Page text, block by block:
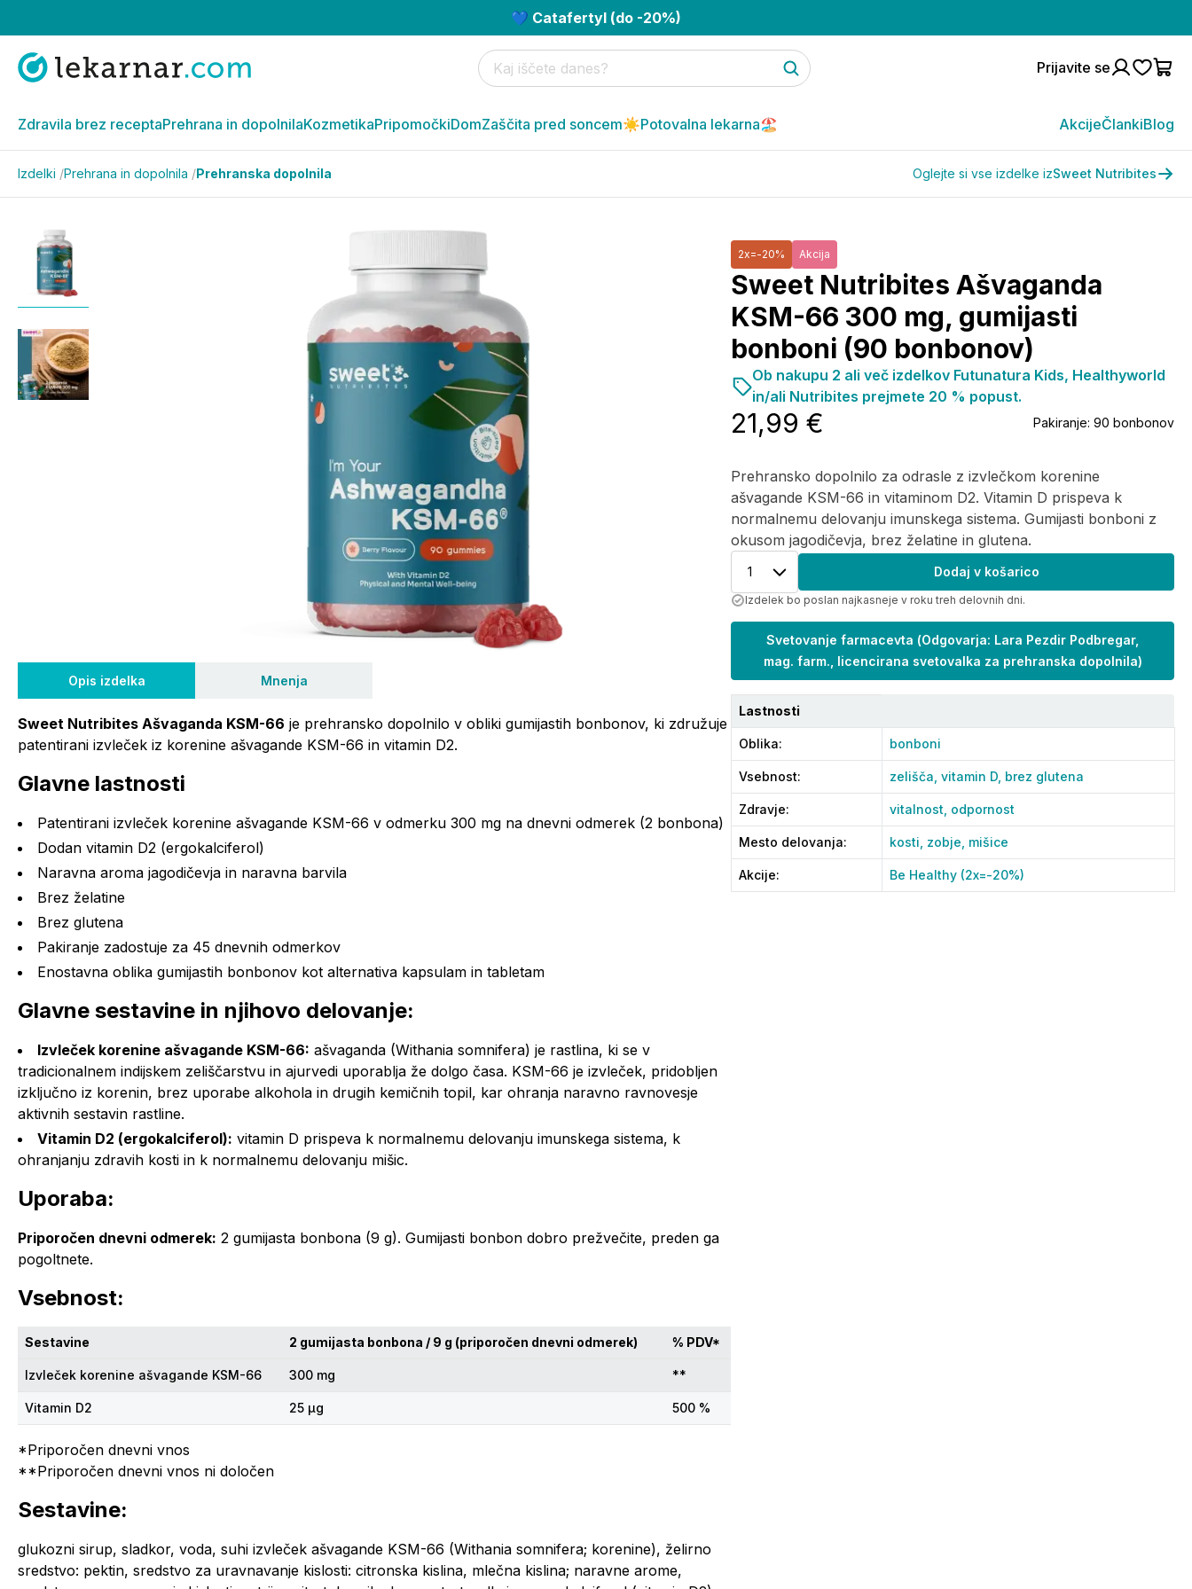
💙 Catafertyl (do -20%)
Prijavite se
Zdravila brez receptaPrehrana in dopolnilaKozmetikaPripomočkiDomZaščita pred soncem☀️Potovalna lekarna🏖️ AkcijeČlankiBlog
Izdelki /Prehrana in dopolnila /Prehranska dopolnila Oglejte si vse izdelke izSweet Nutribites
Opis izdelka Mnenja
Sweet Nutribites Ašvaganda KSM-66 je prehransko dopolnilo v obliki gumijastih bonbonov, ki združuje
patentirani izvleček iz korenine ašvagande KSM-66 in vitamin D2.
Glavne lastnosti
Patentirani izvleček korenine ašvagande KSM-66 v odmerku 300 mg na dnevni odmerek (2 bonbona)
Dodan vitamin D2 (ergokalciferol)
Naravna aroma jagodičevja in naravna barvila
Brez želatine
Brez glutena
Pakiranje zadostuje za 45 dnevnih odmerkov
Enostavna oblika gumijastih bonbonov kot alternativa kapsulam in tabletam
Glavne sestavine in njihovo delovanje:
Izvleček korenine ašvagande KSM-66: ašvaganda (Withania somnifera) je rastlina, ki se v
tradicionalnem indijskem zeliščarstvu in ajurvedi uporablja že dolgo časa. KSM-66 je izvleček, pridobljen
izključno iz korenin, brez uporabe alkohola in drugih kemičnih topil, kar ohranja naravno ravnovesje
aktivnih sestavin rastline.
Vitamin D2 (ergokalciferol): vitamin D prispeva k normalnemu delovanju imunskega sistema, k
ohranjanju zdravih kosti in k normalnemu delovanju mišic.
Uporaba:
Priporočen dnevni odmerek: 2 gumijasta bonbona (9 g). Gumijasti bonbon dobro prežvečite, preden ga
pogoltnete.
Vsebnost:
Sestavine 2 gumijasta bonbona / 9 g (priporočen dnevni odmerek) % PDV*
Izvleček korenine ašvagande KSM-66 300 mg **
Vitamin D2 25 μg 500 %
*Priporočen dnevni vnos
**Priporočen dnevni vnos ni določen
Sestavine:
glukozni sirup, sladkor, voda, suhi izvleček ašvagande KSM-66 (Withania somnifera; korenine), želirno
sredstvo: pektin, sredstvo za uravnavanje kislosti: citronska kislina, mlečna kislina; naravne arome,
2x=-20% Akcija
Sweet Nutribites Ašvaganda
KSM-66 300 mg, gumijasti
bonboni (90 bonbonov)
Prehransko dopolnilo za odrasle z izvlečkom korenine
ašvagande KSM-66 in vitaminom D2. Vitamin D prispeva k
normalnemu delovanju imunskega sistema. Gumijasti bonboni z
okusom jagodičevja, brez želatine in glutena.
21,99 € Pakiranje: 90 bonbonov
Ob nakupu 2 ali več izdelkov Futunatura Kids, Healthyworld
in/ali Nutribites prejmete 20 % popust.
1 Dodaj v košarico
Izdelek bo poslan najkasneje v roku treh delovnih dni.
Svetovanje farmacevta (Odgovarja: Lara Pezdir Podbregar,
mag. farm., licencirana svetovalka za prehranska dopolnila)
Lastnosti
Oblika: bonboni
Vsebnost: zelišča, vitamin D, brez glutena
Zdravje: vitalnost, odpornost
Mesto delovanja: kosti, zobje, mišice
Akcije: Be Healthy (2x=-20%)